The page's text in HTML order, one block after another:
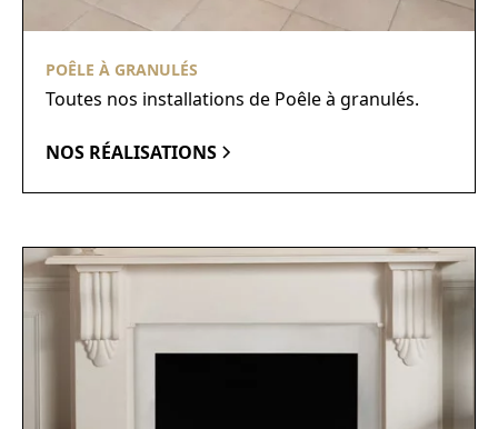
POÊLE À GRANULÉS
Toutes nos installations de Poêle à granulés.
NOS RÉALISATIONS